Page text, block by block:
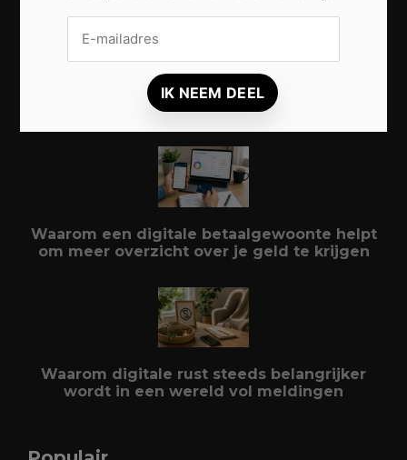
Duurzaam reizen: zo beleef je meer met
minder impact
Waarom een digitale betaalgewoonte helpt
om meer overzicht over je geld te krijgen
Waarom digitale rust steeds belangrijker
wordt in een wereld vol meldingen